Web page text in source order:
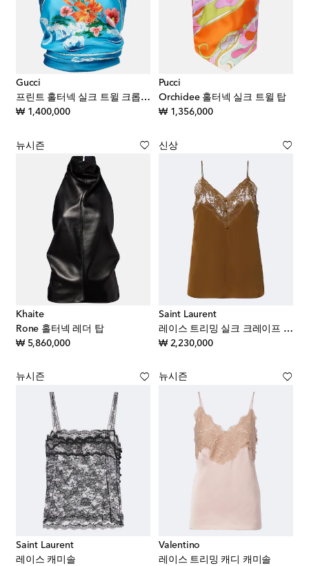
Gucci
프린트 홀터넥 실크 트윌 크롭 탑
₩ 1,400,000original price
Pucci
Orchidee 홀터넥 실크 트윌 탑
₩ 1,356,000original price
뉴시즌
Khaite
Rone 홀터넥 레더 탑
₩ 5,860,000original price
신상
Saint Laurent
레이스 트리밍 실크 크레이프 드 신 캐미솔
₩ 2,230,000original price
뉴시즌
Saint Laurent
레이스 캐미솔
뉴시즌
Valentino
레이스 트리밍 캐디 캐미솔